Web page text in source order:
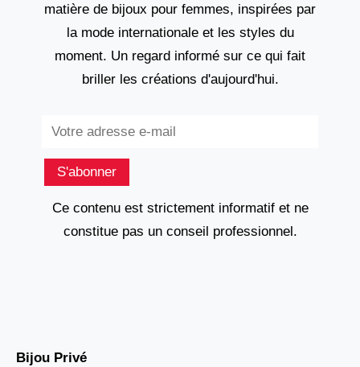
matière de bijoux pour femmes, inspirées par
la mode internationale et les styles du
moment. Un regard informé sur ce qui fait
briller les créations d'aujourd'hui.
S'abonner
Ce contenu est strictement informatif et ne
constitue pas un conseil professionnel.
Bijou Privé